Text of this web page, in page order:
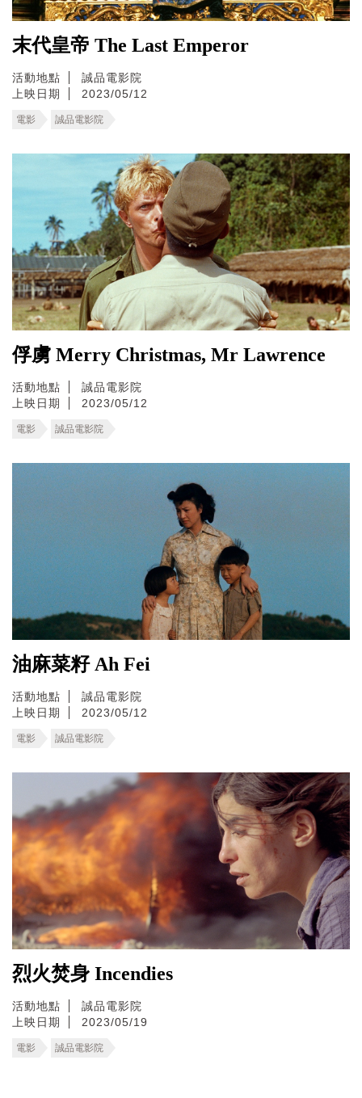
末代皇帝 The Last Emperor
活動地點
誠品電影院
上映日期
2023/05/12
電影 誠品電影院
俘虜 Merry Christmas, Mr Lawrence
活動地點
誠品電影院
上映日期
2023/05/12
電影 誠品電影院
油麻菜籽 Ah Fei
活動地點
誠品電影院
上映日期
2023/05/12
電影 誠品電影院
烈火焚身 Incendies
活動地點
誠品電影院
上映日期
2023/05/19
電影 誠品電影院